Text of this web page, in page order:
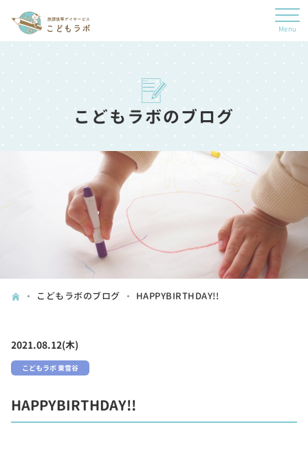
こどもラボのブログ
こどもラボのブログ HAPPYBIRTHDAY!!
2021.08.12(木)
こどもラボ 東雪谷
HAPPYBIRTHDAY!!